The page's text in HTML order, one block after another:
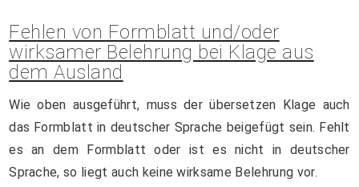
Fehlen von Formblatt und/oder
wirksamer Belehrung bei Klage aus
dem Ausland
Wie oben ausgeführt, muss der übersetzen Klage auch
das Formblatt in deutscher Sprache beigefügt sein. Fehlt
es an dem Formblatt oder ist es nicht in deutscher
Sprache, so liegt auch keine wirksame Belehrung vor.